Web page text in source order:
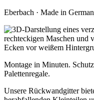
Eberbach · Made in
Montage in Minuten.
Palettenregale.
Unsere Rückwandgitter